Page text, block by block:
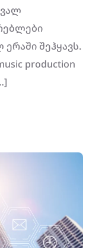
შეჰყავს.
production